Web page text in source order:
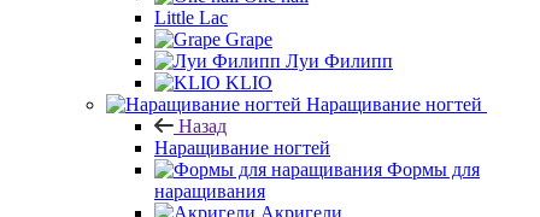
Little Lac
Grape
Луи Филипп
KLIO
Наращивание ногтей
Назад
Наращивание ногтей
Формы для
наращивания
Акригели